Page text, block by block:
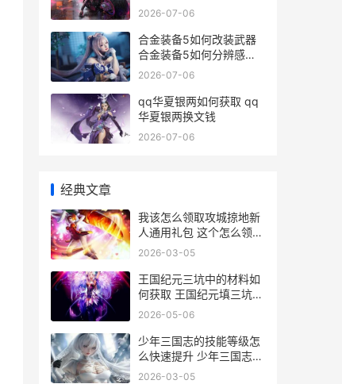
2026-07-06
合金装备5如何改装武器
合金装备5如何分辨感染
者
2026-07-06
qq华夏银两如何获取 qq
华夏银两换文钱
2026-07-06
经典文章
我该怎么领取攻城掠地新
人通用礼包 这个怎么领取
啊
2026-03-05
王国纪元三坑中的材料如
何获取 王国纪元填三坑要
多少钱
2026-05-06
少年三国志的技能等级怎
么快速提升 少年三国志技
能书
2026-03-05